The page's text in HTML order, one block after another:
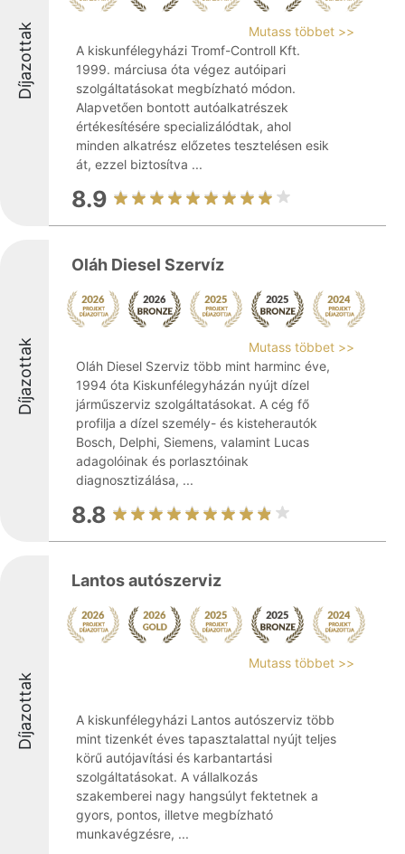
Díjazottak
Mutass többet >>
A kiskunfélegyházi Tromf-Controll Kft.
1999. márciusa óta végez autóipari
szolgáltatásokat megbízható módon.
Alapvetően bontott autóalkatrészek
értékesítésére specializálódtak, ahol
minden alkatrész előzetes tesztelésen esik
át, ezzel biztosítva ...
8.9
Díjazottak
Oláh Diesel Szervíz
Mutass többet >>
Oláh Diesel Szerviz több mint harminc éve,
1994 óta Kiskunfélegyházán nyújt dízel
járműszerviz szolgáltatásokat. A cég fő
profilja a dízel személy- és kisteherautók
Bosch, Delphi, Siemens, valamint Lucas
adagolóinak és porlasztóinak
diagnosztizálása, ...
8.8
Díjazottak
Lantos autószerviz
Mutass többet >>
A kiskunfélegyházi Lantos autószerviz több
mint tizenkét éves tapasztalattal nyújt teljes
körű autójavítási és karbantartási
szolgáltatásokat. A vállalkozás
szakemberei nagy hangsúlyt fektetnek a
gyors, pontos, illetve megbízható
munkavégzésre, ...